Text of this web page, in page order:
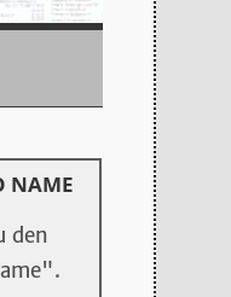
NAME
den